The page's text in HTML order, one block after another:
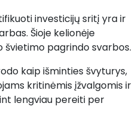
investicijų sritį yra ir
Šioje kelionėje
pagrindo svarbos.
kaip išminties švyturys,
kritinėmis įžvalgomis ir
lengviau pereiti per